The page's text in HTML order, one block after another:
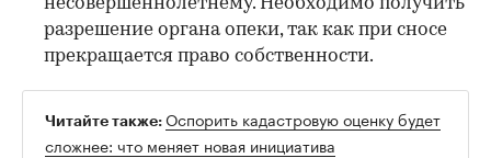
разрешение органа опеки, так как при сносе
прекращается право собственности.
Читайте также: Оспорить кадастровую оценку будет
сложнее: что меняет новая инициатива